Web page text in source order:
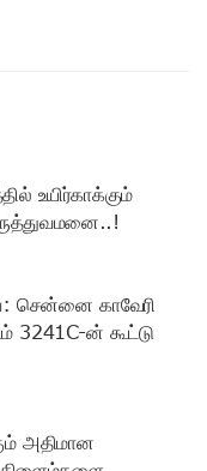
உயிர்காக்கும்
சென்னை காவேரி
3241C-ன் கூட்டு
அதிமான